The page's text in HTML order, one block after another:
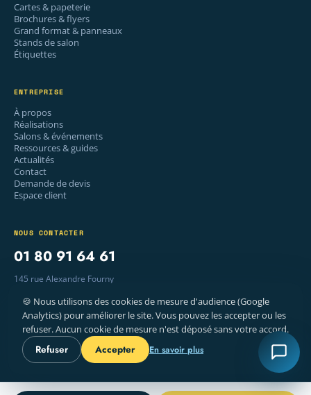
Cartes & papeterie
Brochures & flyers
Grand format & panneaux
Stands de salon
Étiquettes
ENTREPRISE
À propos
Réalisations
Salons & événements
Ressources & guides
Actualités
Contact
Demande de devis
Espace client
NOUS CONTACTER
01 80 91 64 61
145 rue Alexandre Fourny
Lun–Ven · 9 h – 18 h
© 2026 WELYE — IMPRIMERIE, PARIS
MENTIONS LÉGALES
🍪 Nous utilisons des cookies de mesure d'audience (Google
Analytics) pour améliorer le site. Vous pouvez les accepter ou les
refuser. Aucun cookie de mesure n'est déposé sans votre accord.
Refuser Accepter En savoir plus